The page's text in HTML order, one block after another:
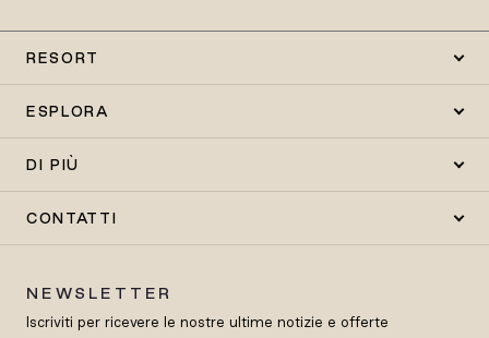
RESORT
ESPLORA
DI PIÙ
CONTATTI
NEWSLETTER
Iscriviti per ricevere le nostre ultime notizie e offerte